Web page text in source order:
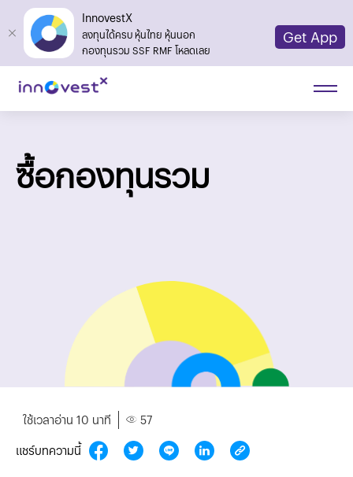
InnovestX
ลงทุนได้ครบ หุ้นไทย หุ้นนอก
กองทุนรวม SSF RMF โหลดเลย
Get App
ซื้อกองทุนรวม
ใช้เวลาอ่าน 10 นาที
57
แชร์บทความนี้